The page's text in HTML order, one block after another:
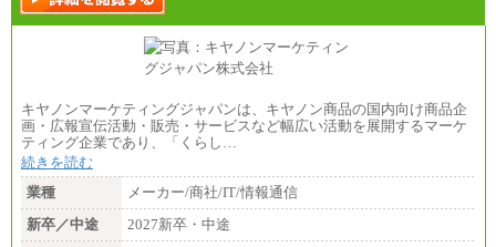
キヤノンマーケティングジャパンは、キヤノン商品の国内向け商品企
画・広報宣伝活動・販売・サービスなど幅広い活動を展開するマーケ
ティング企業であり、「くらし…
続きを読む
業種
メーカー/商社/IT/情報通信
新卒／中途
2027新卒・中途